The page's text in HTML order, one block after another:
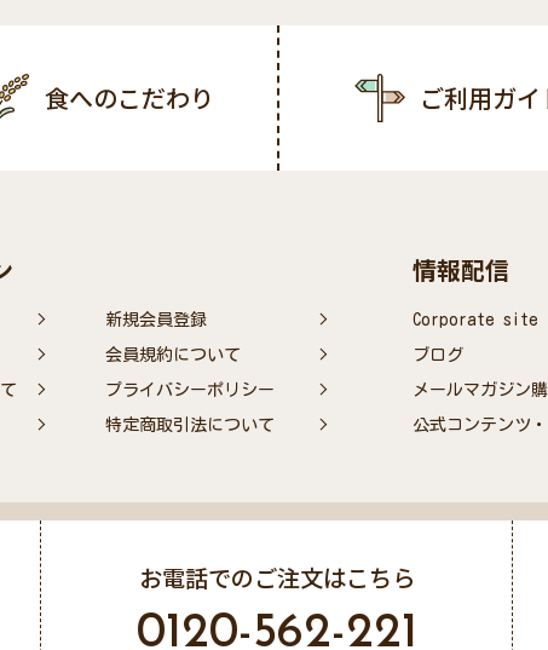
食へのこだわり ご利用ガイ
新規会員登録
会員規約について
プライバシーポリシー
特定商取引法について
情報配信
Corporate site
ブログ
メールマガジン
公式コンテンツ・
お電話でのご注文はこちら
0120-562-221